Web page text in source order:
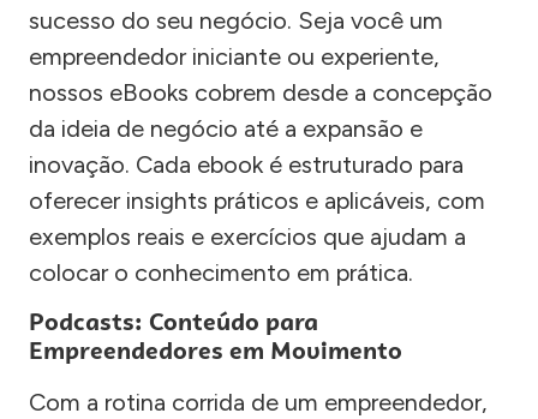
sucesso do seu negócio. Seja você um
empreendedor iniciante ou experiente,
nossos eBooks cobrem desde a concepção
da ideia de negócio até a expansão e
inovação. Cada ebook é estruturado para
oferecer insights práticos e aplicáveis, com
exemplos reais e exercícios que ajudam a
colocar o conhecimento em prática.
Podcasts: Conteúdo para
Empreendedores em Movimento
Com a rotina corrida de um empreendedor,